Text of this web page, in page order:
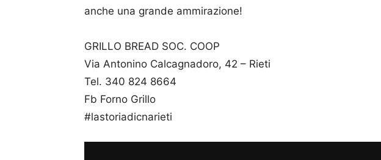
anche una grande ammirazione!
GRILLO BREAD SOC. COOP
Via Antonino Calcagnadoro, 42 – Rieti
Tel. 340 824 8664
Fb Forno Grillo
#lastoriadicnarieti